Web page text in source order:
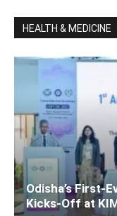
HEALTH & MEDICINE
Odisha’s First-
Kicks-Off at